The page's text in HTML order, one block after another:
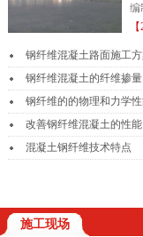
编
钢纤维混凝土路面施工
钢纤维混凝土的纤维掺量
钢纤维的的物理和力学
改善钢纤维混凝土的性能
混凝土钢纤维技术特点
施工现场